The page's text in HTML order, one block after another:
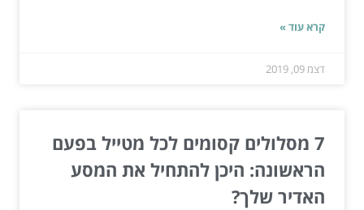
קרא עוד »
דצמ 09, 2019
7 מסלולים קסומים לכל מטייל בפעם
הראשונה: היכן להתחיל את המסע
האדיר שלך?